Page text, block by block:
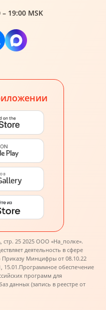
19:00 MSK
стр. 25 2025 ООО «На_полке».
деятельность в сфере
Минцифры от 08.10.22
15.01.Программное обеспечение
программ для
данных (запись в реестре от